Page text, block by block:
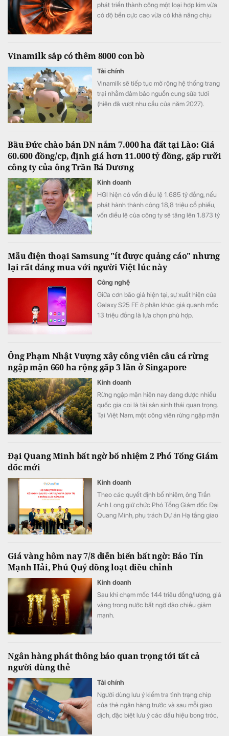
phát triển thành công một loại hợp kim vừa
có độ bền cực cao vừa có khả năng chịu
Vinamilk sắp có thêm 8000 con bò
Tài chính
Vinamilk sẽ tiếp tục mở rộng hệ thống trang
trại nhằm đảm bảo nguồn cung sữa tươi
(hiện đã vượt nhu cầu của năm 2027).
Bầu Đức chào bán DN nắm 7.000 ha đất tại Lào: Giá
60.600 đồng/cp, định giá hơn 11.000 tỷ đồng, gấp rưỡi
công ty của ông Trần Bá Dương
Kinh doanh
HGI hiện có vốn điều lệ 1.685 tỷ đồng, nếu
phát hành thành công 18,8 triệu cổ phiếu,
vốn điều lệ của công ty sẽ tăng lên 1.873 tỷ
Mẫu điện thoại Samsung "ít được quảng cáo" nhưng
lại rất đáng mua với người Việt lúc này
Công nghệ
Giữa cơn bão giá hiện tại, sự xuất hiện của
Galaxy S25 FE ở phân khúc giá quanh mốc
13 triệu đồng là lựa chọn phù hợp.
Ông Phạm Nhật Vượng xây công viên câu cá rừng
ngập mặn 660 ha rộng gấp 3 lần ở Singapore
Kinh doanh
Rừng ngập mặn hiện nay đang được nhiều
quốc gia coi là tài sản sinh thái quan trọng.
Tại Việt Nam, một công viên rừng ngập mặn
Đại Quang Minh bất ngờ bổ nhiệm 2 Phó Tổng Giám
đốc mới
Kinh doanh
Theo các quyết định bổ nhiệm, ông Trần
Anh Long giữ chức Phó Tổng Giám đốc Đại
Quang Minh, phụ trách Dự án Hạ tầng giao
thị - Khu công nghiệp.
Giá vàng hôm nay 7/8 diễn biến bất ngờ: Bảo Tín
Mạnh Hải, Phú Quý đồng loạt điều chỉnh
Kinh doanh
Sau khi chạm mốc 144 triệu đồng/lượng, giá
vàng trong nước bất ngờ đảo chiều giảm
mạnh.
Ngân hàng phát thông báo quan trọng tới tất cả
người dùng thẻ
Tài chính
Người dùng lưu ý kiểm tra tình trạng chip
của thẻ ngân hàng trước và sau mỗi giao
dịch, đặc biệt lưu ý các dấu hiệu bong tróc,